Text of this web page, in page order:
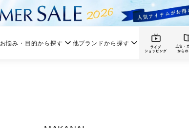
お悩み・目的から探す 他ブランドから探す